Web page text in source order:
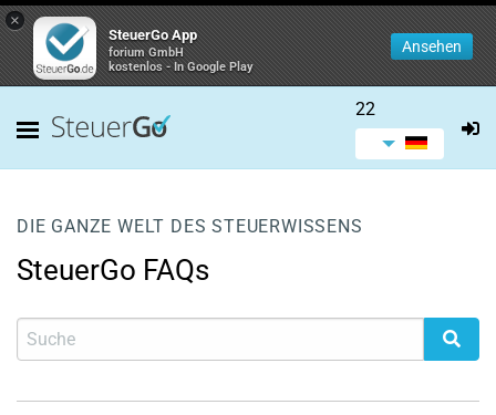
×
SteuerGo App
forium GmbH
kostenlos - In Google Play
Ansehen
22
DIE GANZE WELT DES STEUERWISSENS
SteuerGo FAQs